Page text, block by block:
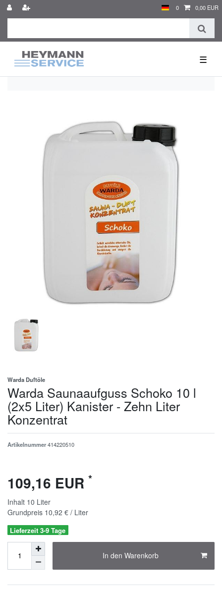
0 0,00 EUR
☰
Warda Duftöle
Warda Saunaaufguss Schoko 10 l
(2x5 Liter) Kanister - Zehn Liter
Konzentrat
Artikelnummer414220510
109,16 EUR *
Inhalt 10 Liter
Grundpreis 10,92 € / Liter
Lieferzeit 3-9 Tage
In den Warenkorb